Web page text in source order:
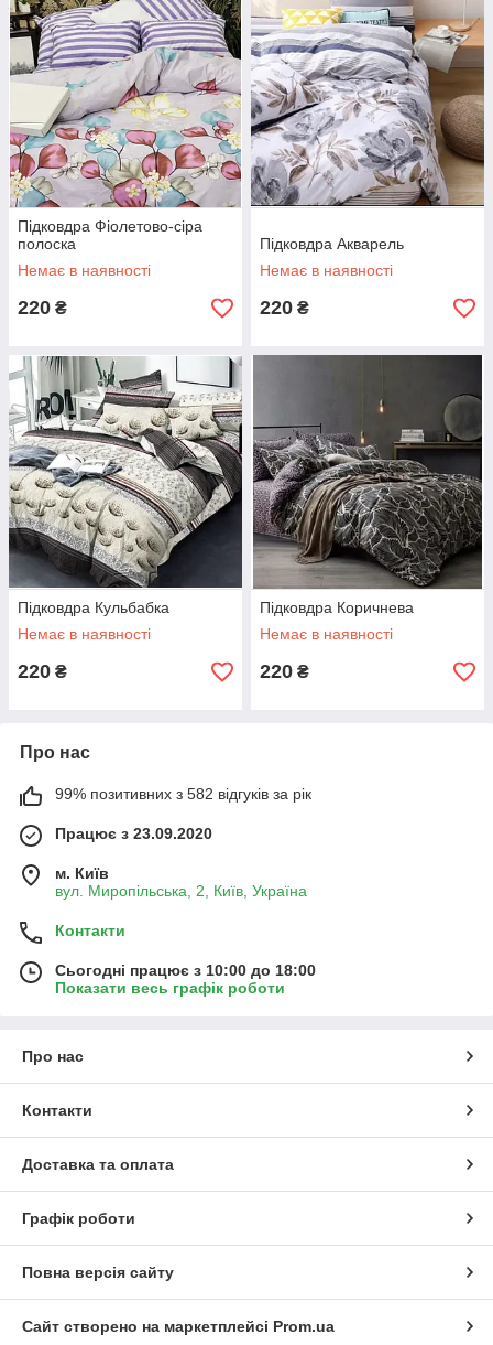
Підковдра Фіолетово-сіра
полоска
Немає в наявності
220 ₴
Підковдра Акварель
Немає в наявності
220 ₴
Підковдра Кульбабка
Немає в наявності
220 ₴
Підковдра Коричнева
Немає в наявності
220 ₴
Про нас
99% позитивних з 582 відгуків за рік
Працює з 23.09.2020
м. Київ
вул. Миропільська, 2, Київ, Україна
Контакти
Сьогодні працює з 10:00 до 18:00
Показати весь графік роботи
Про нас
Контакти
Доставка та оплата
Графік роботи
Повна версія сайту
Сайт створено на маркетплейсі Prom.ua